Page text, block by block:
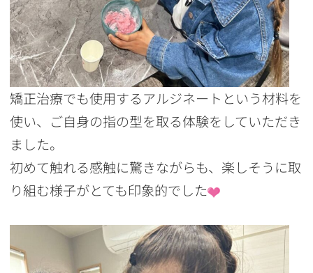
矯正治療でも使用するアルジネートという材料を
使い、ご自身の指の型を取る体験をしていただき
ました。
初めて触れる感触に驚きながらも、楽しそうに取
り組む様子がとても印象的でした